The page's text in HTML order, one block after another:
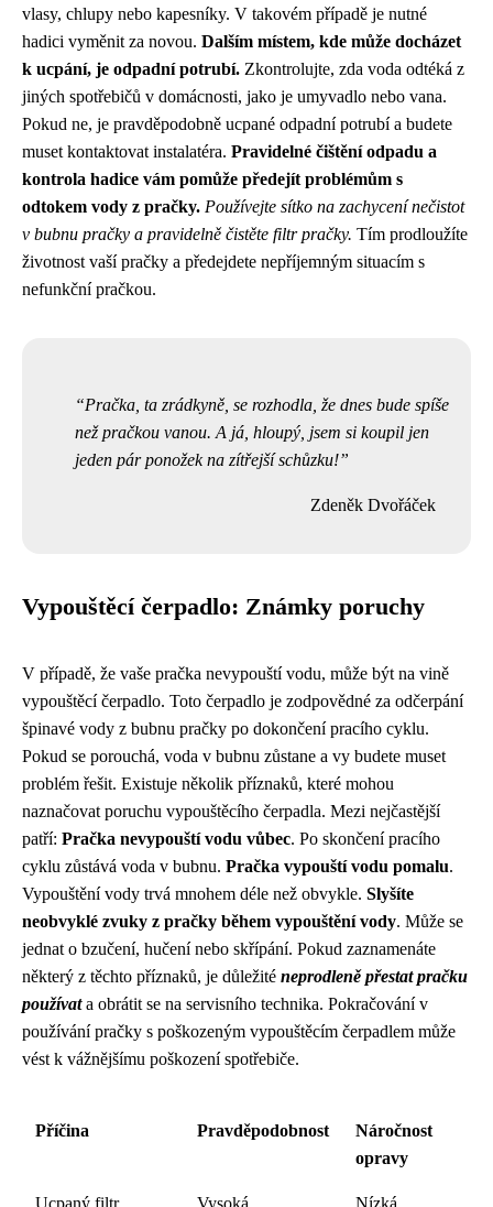
vlasy, chlupy nebo kapesníky. V takovém případě je nutné
hadici vyměnit za novou. Dalším místem, kde může docházet
k ucpání, je odpadní potrubí. Zkontrolujte, zda voda odtéká z
jiných spotřebičů v domácnosti, jako je umyvadlo nebo vana.
Pokud ne, je pravděpodobně ucpané odpadní potrubí a budete
muset kontaktovat instalatéra. Pravidelné čištění odpadu a
kontrola hadice vám pomůže předejít problémům s
odtokem vody z pračky. Používejte sítko na zachycení nečistot
v bubnu pračky a pravidelně čistěte filtr pračky. Tím prodloužíte
životnost vaší pračky a předejdete nepříjemným situacím s
nefunkční pračkou.
Pračka, ta zrádkyně, se rozhodla, že dnes bude spíše
než pračkou vanou. A já, hloupý, jsem si koupil jen
jeden pár ponožek na zítřejší schůzku!
Zdeněk Dvořáček
Vypouštěcí čerpadlo: Známky poruchy
V případě, že vaše pračka nevypouští vodu, může být na vině
vypouštěcí čerpadlo. Toto čerpadlo je zodpovědné za odčerpání
špinavé vody z bubnu pračky po dokončení pracího cyklu.
Pokud se porouchá, voda v bubnu zůstane a vy budete muset
problém řešit. Existuje několik příznaků, které mohou
naznačovat poruchu vypouštěcího čerpadla. Mezi nejčastější
patří: Pračka nevypouští vodu vůbec. Po skončení pracího
cyklu zůstává voda v bubnu. Pračka vypouští vodu pomalu.
Vypouštění vody trvá mnohem déle než obvykle. Slyšíte
neobvyklé zvuky z pračky během vypouštění vody. Může se
jednat o bzučení, hučení nebo skřípání. Pokud zaznamenáte
některý z těchto příznaků, je důležité neprodleně přestat pračku
používata obrátit se na servisního technika. Pokračování v
používání pračky s poškozeným vypouštěcím čerpadlem může
vést k vážnějšímu poškození spotřebiče.
Příčina Pravděpodobnost
Náročnost
opravy
Ucpaný filtr
Vysoká Nízká